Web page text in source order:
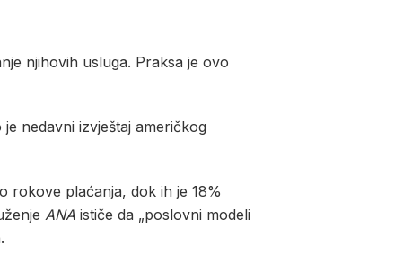
njihovih usluga. Praksa je ovo
nedavni izvještaj američkog
rokove plaćanja, dok ih je 18%
ANA ističe da „poslovni modeli